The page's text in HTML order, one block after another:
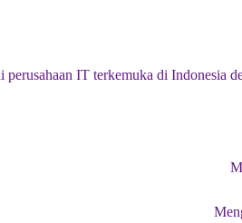
perusahaan IT terkemuka di Indonesia